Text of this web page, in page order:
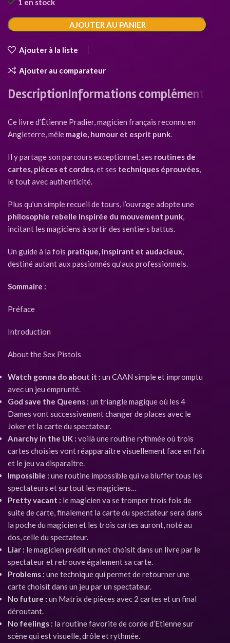
1 en stock
AJOUTER AU PANIER
Ajouter à la liste
Ajouter au comparateur
DescriptionInformations complémentaires
Ce livre d’Étienne Pradier, magicien français reconnu en
Angleterre, mêle magie, humour et esprit punk.
Il y partage son parcours exceptionnel, ses routines de
cartes, pièces et cordes, et ses techniques éprouvées,
le tout avec authenticité.
Plus qu’un simple recueil de tours, l’ouvrage adopte une
philosophie rebelle inspirée du mouvement punk,
incitant les magiciens à sortir des sentiers battus.
Un guide à la fois pratique, inspirant et audacieux,
destiné autant aux passionnés qu’aux professionnels.
Sommaire :
Préface
Introduction
About the Sex Pistols
Watch gonna do about it : un CAAN simple et impromptu
avec un jeu emprunté.
God save the Queens : un triangle magique où les 4
Dames vont successivement changer de places avec le
Joker et la carte du spectateur.
Anarchy in the UK : voilà une routine rythmée où trois
cartes choisies vont réapparaître visuellement face en l’air
et le jeu va disparaître.
Impossible : une routine impossible qui va bluffer tous les
spectateurs et surtout les magiciens…
Pretty vacant : le magicien va se tromper trois fois de
suite de carte, finalement la carte du spectateur sera dans
la poche du magicien et les trois cartes auront, noté au
dos, celle du spectateur.
Liar : le magicien prédit un mot choisit dans un livre par le
spectateur et retrouve également sa carte.
Problems : une technique qui permet de retourner une
carte choisit dans un jeu par un spectateur.
No future : un Matrix de pièces avec 2 cartes et un final
déroutant.
No feelings : la routine favorite de corde d’Etienne sur
scène qui est visuelle, drôle et rythmée.